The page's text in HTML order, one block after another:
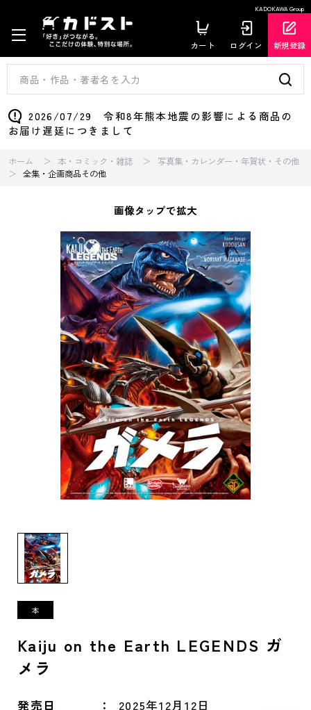
KADOKAWA Group
カート ログイン 新規登録
2026/07/29 令和8年熊本地震の影響による商品の
お届け遅延につきまして
ホーム 本・コミック・雑誌
写真集・カレンダー・年賀状・その他
全集・企画商品その他
画像タップで拡大
Kaiju on the Earth LEGENDS ガ
メラ
発売日 2025年12月12日